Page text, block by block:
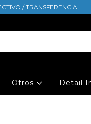
/ TRANSFERENCIA
Otros Detail